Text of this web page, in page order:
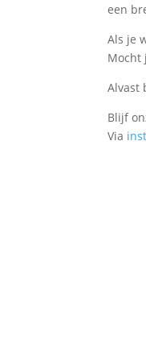
een
Als je
Mocht
Alvast
Blijf
Via